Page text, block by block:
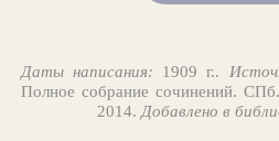
Даты написания: 1909 г..
Полное собрание сочинений.
2014.Добавлено в